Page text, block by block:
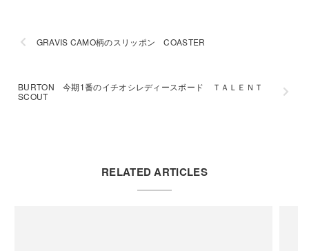
GRAVIS CAMO柄のスリッポン COASTER
BURTON 今期1番のイチオシレディースボード ＴＡＬＥＮＴ
SCOUT
RELATED ARTICLES